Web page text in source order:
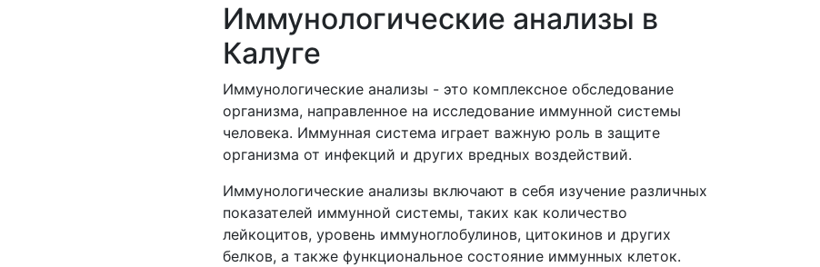
Иммунологические анализы в
Калуге
Иммунологические анализы - это комплексное обследование
организма, направленное на исследование иммунной системы
человека. Иммунная система играет важную роль в защите
организма от инфекций и других вредных воздействий.
Иммунологические анализы включают в себя изучение различных
показателей иммунной системы, таких как количество
лейкоцитов, уровень иммуноглобулинов, цитокинов и других
белков, а также функциональное состояние иммунных клеток.